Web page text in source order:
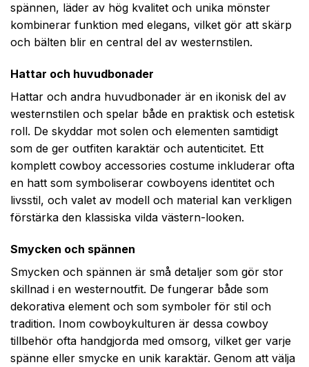
spännen, läder av hög kvalitet och unika mönster
kombinerar funktion med elegans, vilket gör att skärp
och bälten blir en central del av westernstilen.
Hattar och huvudbonader
Hattar och andra huvudbonader är en ikonisk del av
westernstilen och spelar både en praktisk och estetisk
roll. De skyddar mot solen och elementen samtidigt
som de ger outfiten karaktär och autenticitet. Ett
komplett cowboy accessories costume inkluderar ofta
en hatt som symboliserar cowboyens identitet och
livsstil, och valet av modell och material kan verkligen
förstärka den klassiska vilda västern-looken.
Smycken och spännen
Smycken och spännen är små detaljer som gör stor
skillnad i en westernoutfit. De fungerar både som
dekorativa element och som symboler för stil och
tradition. Inom cowboykulturen är dessa cowboy
tillbehör ofta handgjorda med omsorg, vilket ger varje
spänne eller smycke en unik karaktär. Genom att välja